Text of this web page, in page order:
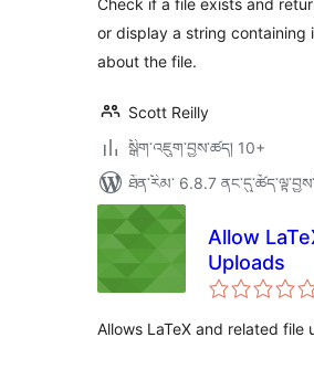
Check if a file exists and
or display a string containing
about the file.
Scott Reilly
སྒྲིག་འཇུག་བྱས་ཚད། 10+
ཐོན་རིམ་ 6.8.7
Allow
Uploads
Allows LaTeX and related file